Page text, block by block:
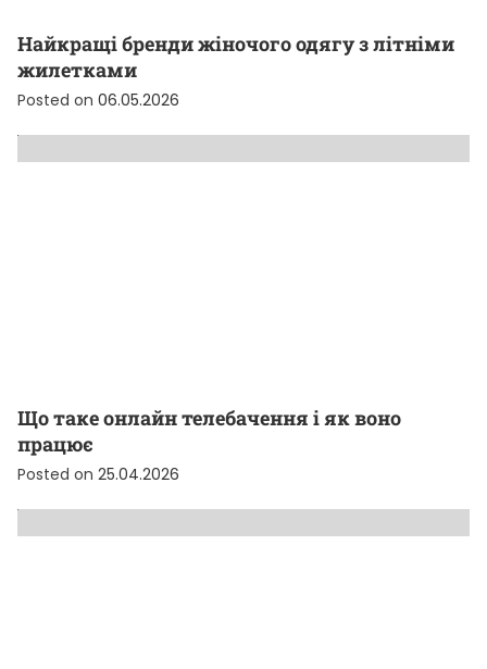
Найкращі бренди жіночого одягу з літніми
жилетками
Posted on 06.05.2026
Що таке онлайн телебачення і як воно
працює
Posted on 25.04.2026